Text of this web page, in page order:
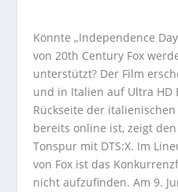
Könnte „Independence
von 20th Century Fox
unterstützt? Der Film
und in Italien auf Ultra HD
Rückseite der
bereits online ist, zeigt
Tonspur mit DTS:X. Im
von Fox ist das
nicht aufzufinden. Am 9.